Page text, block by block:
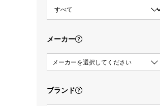
メーカー
メーカーを選択してください
ブランド